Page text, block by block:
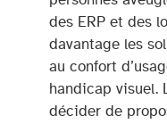
des ERP et des
davantage les
au confort
handicap visuel.
décider de